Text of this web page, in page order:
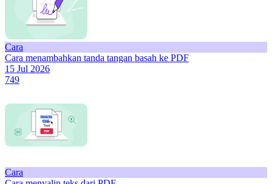
Cara
Cara menambahkan tanda tangan basah ke PDF
15 Jul 2026
749
Cara